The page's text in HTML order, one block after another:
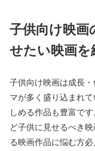
子供向け映画
せたい映画を
子供向け映画は成長
マが多く盛り込まれ
しめる作品も豊富で
ど子供に見せるべき
る映画作品に悩む方必